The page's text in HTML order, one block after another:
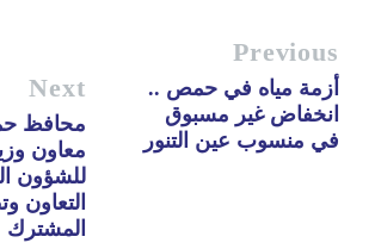
Previous
أزمة مياه في حمص ..
انخفاض غير مسبوق
في منسوب عين التنور
Next
محافظ
معاون
للشؤون
التعاون
المشترك